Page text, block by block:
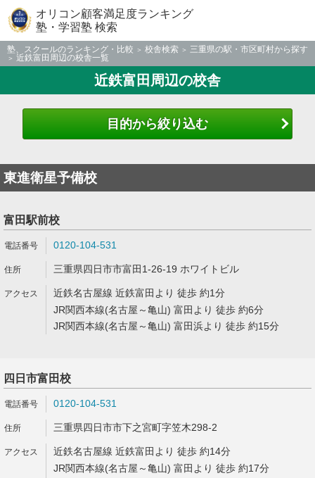
オリコン顧客満足度ランキング
塾・学習塾 検索
塾、スクールのランキング・比較 校舎検索
三重県の駅・市区町村から探す
近鉄富田周辺の校舎一覧
近鉄富田周辺の校舎
目的から絞り込む
東進衛星予備校
富田駅前校
0120-104-531
三重県四日市市富田1-26-19 ホワイトビル
近鉄名古屋線 近鉄富田より 徒歩 約1分
JR関西本線(名古屋～亀山) 富田より 徒歩 約6分
JR関西本線(名古屋～亀山) 富田浜より 徒歩 約15分
四日市富田校
0120-104-531
三重県四日市市下之宮町字笠木298-2
近鉄名古屋線 近鉄富田より 徒歩 約14分
JR関西本線(名古屋～亀山) 富田より 徒歩 約17分